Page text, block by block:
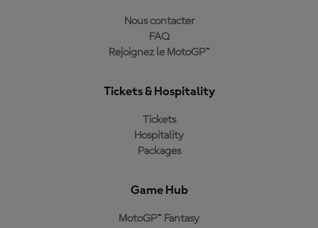
Nous contacter
FAQ
Rejoignez le MotoGP™
Tickets & Hospitality
Tickets
Hospitality
Packages
Game Hub
MotoGP™ Fantasy